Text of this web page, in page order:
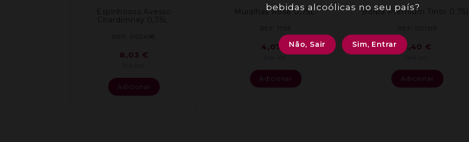
Espinhosos Avesso
Chardonnay 0,75L.
REF: 002458
8,03 €
Adicionar
Muralhas Rose 0,75L.
REF: 1793
4,07 €
Adicionar
Borba Premium Tinto 0,75L.
REF: 001199
5,40 €
Adicionar
bebidas alcoólicas no seu país?
Não, Sair Sim, Entrar